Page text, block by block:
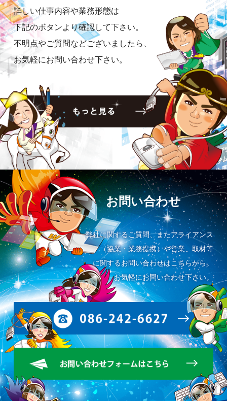
詳しい仕事内容や業務形態は
下記のボタンより確認して下さい。
不明点やご質問などございましたら、
お気軽にお問い合わせ下さい。
お問い合わせ
弊社に関するご質問、またアライアンス
（協業・業務提携）や営業、取材等
に関するお問い合わせはこちらから。
お気軽にお問い合わせ下さい。